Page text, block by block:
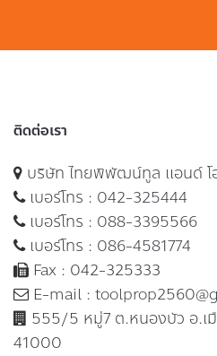
ติดต่อเรา
บริษัท ไทยพิพัฒน์ทูล แอนด์ โ
เบอร์โทร : 042-325444
เบอร์โทร : 088-3395566
เบอร์โทร : 086-4581774
Fax : 042-325333
E-mail :
555/5 หมู่7 ต.หนองบัว อ.เ
41000